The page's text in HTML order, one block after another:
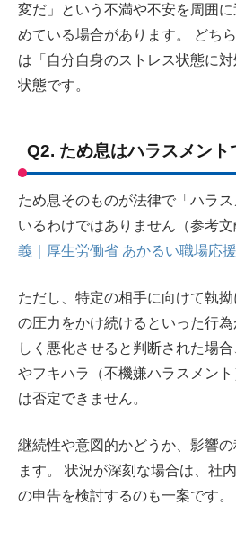
変だ」という不満や不安を周囲
めている場合があります。 どち
は「自分自身のストレス状態に対
状態です。
Q2. ため息はハラスメント
ため息そのものが法律で「ハラ
いるわけではありません（参考文
義｜厚生労働省 あかるい職場応
ただし、特定の相手に向けて執
の圧力をかけ続けるといった行
しく悪化させると判断された場
やフキハラ（不機嫌ハラスメン
は否定できません。
継続性や意図的かどうか、影響
ます。 状況が深刻な場合は、社
の申告を検討するのも一案です。